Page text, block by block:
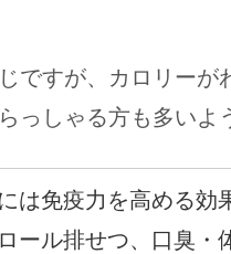
ですが、カロリーが
っしゃる方も多いよ
は免疫力を高める効
ール排せつ、口臭・